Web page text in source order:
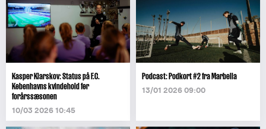
Kasper Klarskov: Status på F.C.
Københavns kvindehold før
forårssæsonen
10/03 2026 10:45
Podcast: Podkort #2 fra Marbella
13/01 2026 09:00